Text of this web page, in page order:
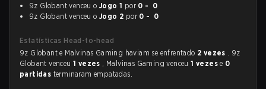
9z Globant venceu o Jogo 1 por 0 - 0
9z Globant venceu o Jogo 2 por 0 - 0
Estatísticas Head-to-head
9z Globant e Malvinas Gaming haviam se enfrentado 2 vezes . 9z
Globant venceu1 vezes , Malvinas Gaming venceu1 vezese 0
partidas terminaram empatadas.